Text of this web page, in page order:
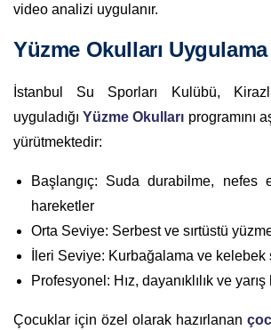
video analizi uygulanır.
Yüzme Okulları
İstanbul Su Sporları Kulübü,
uyguladığıYüzme Okulları programını
yürütmektedir:
Başlangıç: Suda durabilme, nefes
hareketler
Orta Seviye: Serbest ve sırtüstü
İleri Seviye: Kurbağalama ve kelebek
Profesyonel: Hız, dayanıklılık ve yarış
Çocuklar için özel olarak hazırlanan